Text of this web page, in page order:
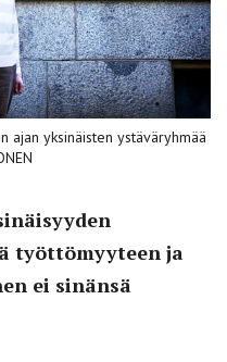
ajan yksinäisten ystäväryhmää
työttömyyteen ja
ei sinänsä